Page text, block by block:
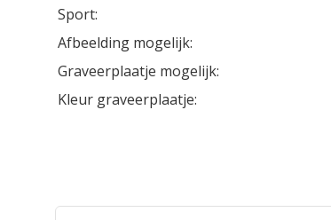
Sport:
Afbeelding mogelijk:
Graveerplaatje mogelijk:
Kleur graveerplaatje: